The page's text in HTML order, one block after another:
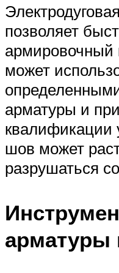
позволяет
армировочный
может
арматуры и
квалификации
шов может
разрушаться
арматуры